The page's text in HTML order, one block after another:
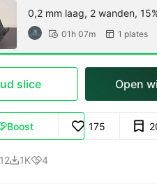
0,2 mm laag, 2 wanden,
 01h 07m  1 plates
slice Open
Boost 175
1K4